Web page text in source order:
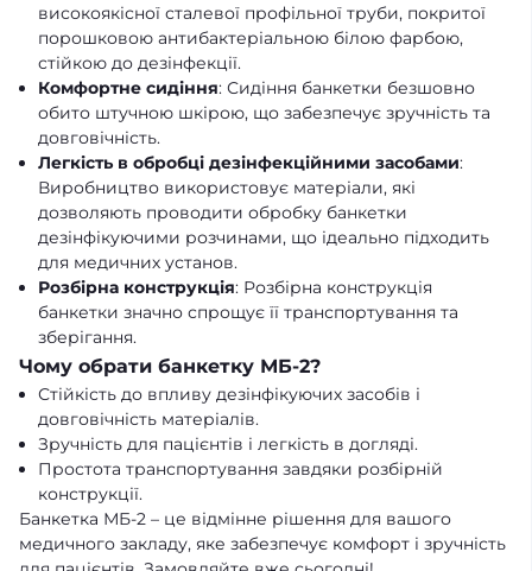
високоякісної сталевої профільної труби, покритої
порошковою антибактеріальною білою фарбою,
стійкою до дезінфекції.
Комфортне сидіння: Сидіння банкетки безшовно
обито штучною шкірою, що забезпечує зручність та
довговічність.
Легкість в обробці дезінфекційними засобами:
Виробництво використовує матеріали, які
дозволяють проводити обробку банкетки
дезінфікуючими розчинами, що ідеально підходить
для медичних установ.
Розбірна конструкція: Розбірна конструкція
банкетки значно спрощує її транспортування та
зберігання.
Чому обрати банкетку МБ-2?
Стійкість до впливу дезінфікуючих засобів і
довговічність матеріалів.
Зручність для пацієнтів і легкість в догляді.
Простота транспортування завдяки розбірній
конструкції.
Банкетка МБ-2 – це відмінне рішення для вашого
медичного закладу, яке забезпечує комфорт і зручність